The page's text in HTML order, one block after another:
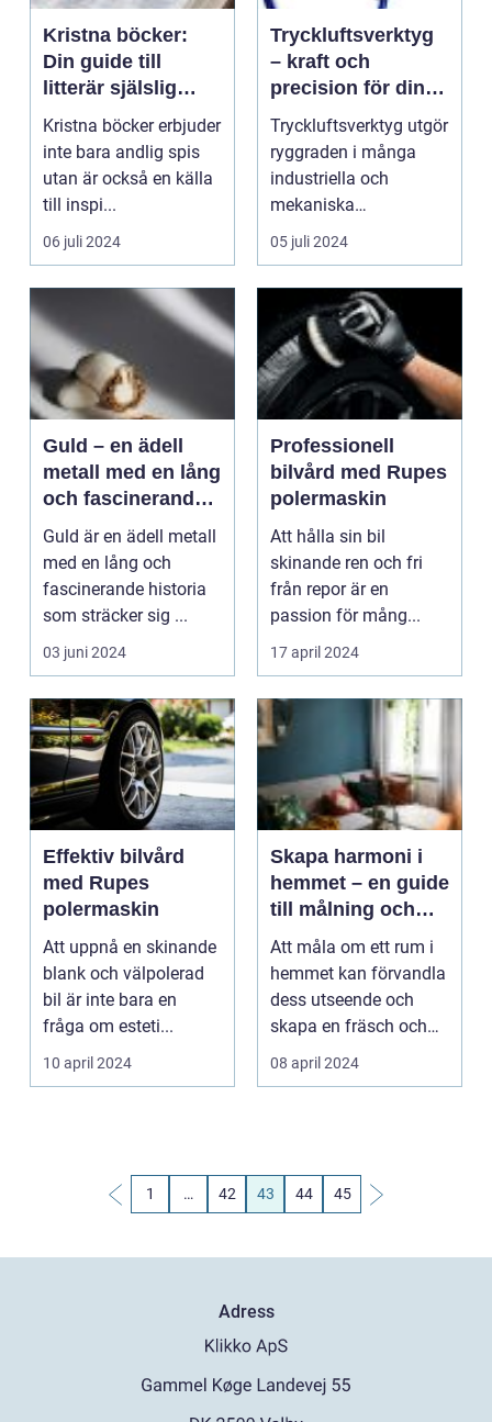
Kristna böcker:
Din guide till
litterär själslig
fördjupning
Kristna böcker erbjuder
inte bara andlig spis
utan är också en källa
till inspi...
06 juli 2024
Tryckluftsverktyg
– kraft och
precision för dina
projekt
Tryckluftsverktyg utgör
ryggraden i många
industriella och
mekaniska
arbetsmiljöer, ...
05 juli 2024
Guld – en ädell
metall med en lång
och fascinerande
historia
Guld är en ädell metall
med en lång och
fascinerande historia
som sträcker sig ...
03 juni 2024
Professionell
bilvård med Rupes
polermaskin
Att hålla sin bil
skinande ren och fri
från repor är en
passion för mång...
17 april 2024
Effektiv bilvård
med Rupes
polermaskin
Att uppnå en skinande
blank och välpolerad
bil är inte bara en
fråga om esteti...
10 april 2024
Skapa harmoni i
hemmet – en guide
till målning och
färgval med Jotun
Att måla om ett rum i
hemmet kan förvandla
dess utseende och
skapa en fräsch och
inb...
08 april 2024
1 … 42 43 44 45
Adress